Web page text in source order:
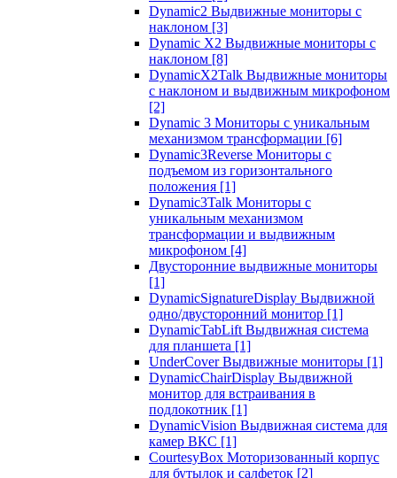
Dynamic2 Выдвижные мониторы с
наклоном [3]
Dynamic X2 Выдвижные мониторы с
наклоном [8]
DynamicX2Talk Выдвижные мониторы
с наклоном и выдвижным микрофоном
[2]
Dynamic 3 Мониторы с уникальным
механизмом трансформации [6]
Dynamic3Reverse Мониторы с
подъемом из горизонтального
положения [1]
Dynamic3Talk Мониторы с
уникальным механизмом
трансформации и выдвижным
микрофоном [4]
Двусторонние выдвижные мониторы
[1]
DynamicSignatureDisplay Выдвижной
одно/двусторонний монитор [1]
DynamicTabLift Выдвижная система
для планшета [1]
UnderCover Выдвижные мониторы [1]
DynamicChairDisplay Выдвижной
монитор для встраивания в
подлокотник [1]
DynamicVision Выдвижная система для
камер ВКС [1]
CourtesyBox Моторизованный корпус
для бутылок и салфеток [2]